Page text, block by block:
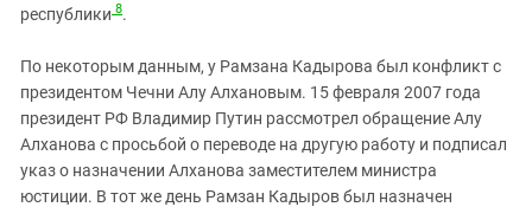
республики 8.
По некоторым данным, у Рамзана Кадырова был конфликт с
президентом Чечни Алу Алхановым. 15 февраля 2007 года
президент РФ Владимир Путин рассмотрел обращение Алу
Алханова с просьбой о переводе на другую работу и подписал
указ о назначении Алханова заместителем министра
юстиции. В тот же день Рамзан Кадыров был назначен